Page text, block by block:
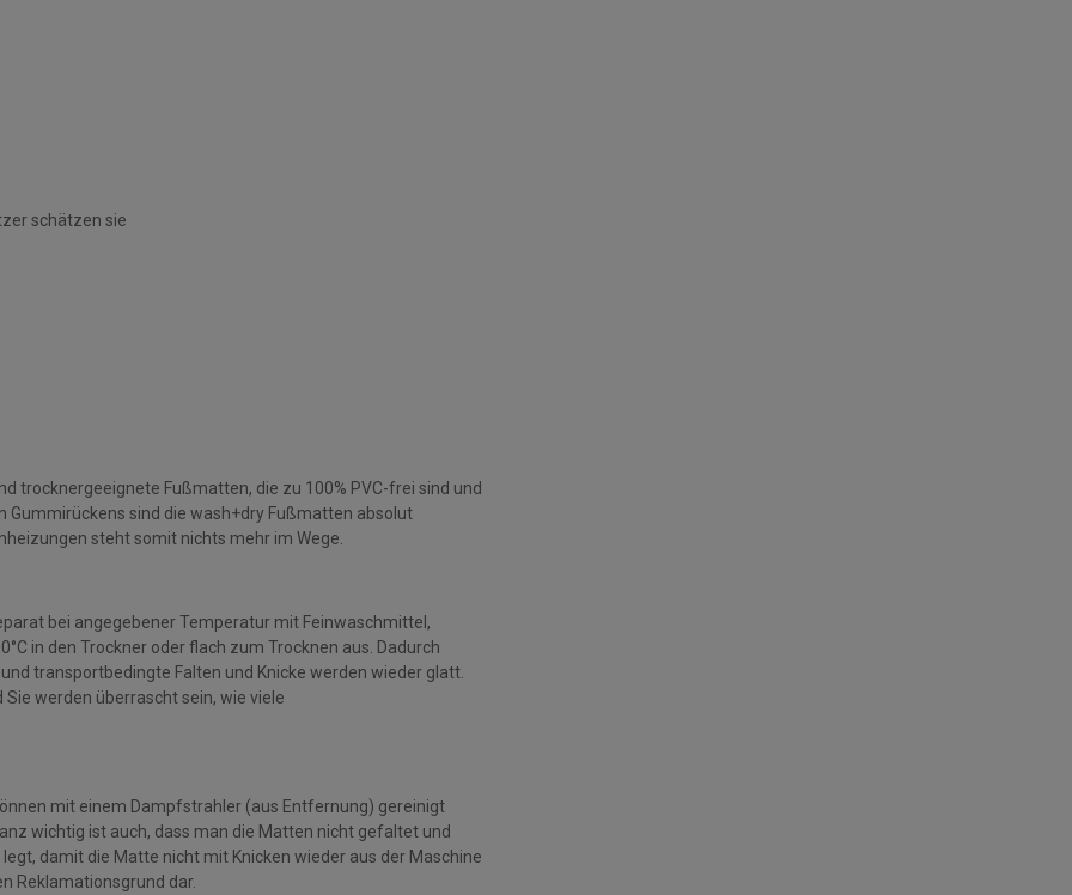
schätzen sie
trocknergeeignete Fußmatten, die zu 100% PVC-frei sind und
Gummirückens sind die wash+dry Fußmatten absolut
steht somit nichts mehr im Wege.
bei angegebener Temperatur mit Feinwaschmittel,
in den Trockner oder flach zum Trocknen aus. Dadurch
transportbedingte Falten und Knicke werden wieder glatt.
werden überrascht sein, wie viele
mit einem Dampfstrahler (aus Entfernung) gereinigt
wichtig ist auch, dass man die Matten nicht gefaltet und
damit die Matte nicht mit Knicken wieder aus der Maschine
Reklamationsgrund dar.